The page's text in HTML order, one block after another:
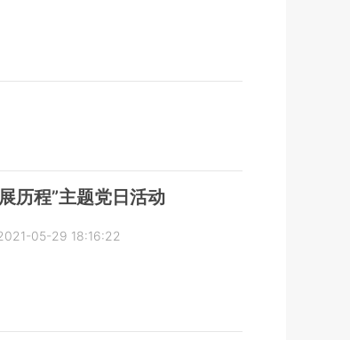
历程”主题党日活动
05-29 18:16:22